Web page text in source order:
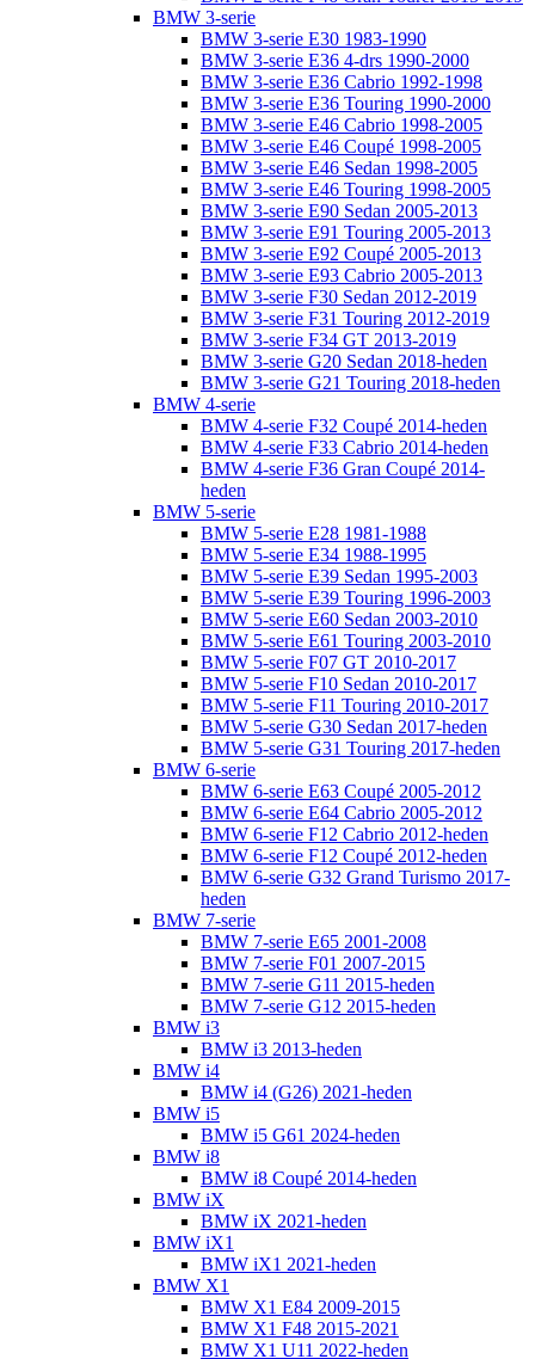
BMW 3-serie
BMW 3-serie E30 1983-1990
BMW 3-serie E36 4-drs 1990-2000
BMW 3-serie E36 Cabrio 1992-1998
BMW 3-serie E36 Touring 1990-2000
BMW 3-serie E46 Cabrio 1998-2005
BMW 3-serie E46 Coupé 1998-2005
BMW 3-serie E46 Sedan 1998-2005
BMW 3-serie E46 Touring 1998-2005
BMW 3-serie E90 Sedan 2005-2013
BMW 3-serie E91 Touring 2005-2013
BMW 3-serie E92 Coupé 2005-2013
BMW 3-serie E93 Cabrio 2005-2013
BMW 3-serie F30 Sedan 2012-2019
BMW 3-serie F31 Touring 2012-2019
BMW 3-serie F34 GT 2013-2019
BMW 3-serie G20 Sedan 2018-heden
BMW 3-serie G21 Touring 2018-heden
BMW 4-serie
BMW 4-serie F32 Coupé 2014-heden
BMW 4-serie F33 Cabrio 2014-heden
BMW 4-serie F36 Gran Coupé 2014-
heden
BMW 5-serie
BMW 5-serie E28 1981-1988
BMW 5-serie E34 1988-1995
BMW 5-serie E39 Sedan 1995-2003
BMW 5-serie E39 Touring 1996-2003
BMW 5-serie E60 Sedan 2003-2010
BMW 5-serie E61 Touring 2003-2010
BMW 5-serie F07 GT 2010-2017
BMW 5-serie F10 Sedan 2010-2017
BMW 5-serie F11 Touring 2010-2017
BMW 5-serie G30 Sedan 2017-heden
BMW 5-serie G31 Touring 2017-heden
BMW 6-serie
BMW 6-serie E63 Coupé 2005-2012
BMW 6-serie E64 Cabrio 2005-2012
BMW 6-serie F12 Cabrio 2012-heden
BMW 6-serie F12 Coupé 2012-heden
BMW 6-serie G32 Grand Turismo 2017-
heden
BMW 7-serie
BMW 7-serie E65 2001-2008
BMW 7-serie F01 2007-2015
BMW 7-serie G11 2015-heden
BMW 7-serie G12 2015-heden
BMW i3
BMW i3 2013-heden
BMW i4
BMW i4 (G26) 2021-heden
BMW i5
BMW i5 G61 2024-heden
BMW i8
BMW i8 Coupé 2014-heden
BMW iX
BMW iX 2021-heden
BMW iX1
BMW iX1 2021-heden
BMW X1
BMW X1 E84 2009-2015
BMW X1 F48 2015-2021
BMW X1 U11 2022-heden